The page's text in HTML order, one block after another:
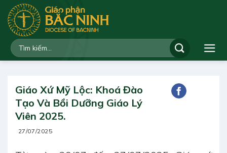
qua
dung
Giáo Xứ Mỹ Lộc: Khoá Đào
Tạo Và Bồi Dưỡng Giáo Lý
Viên 2025.
27/07/2025